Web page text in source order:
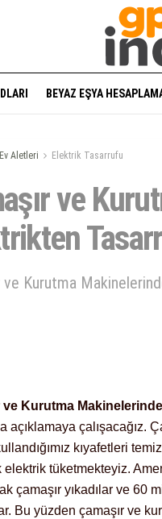
BEYAZ EŞYA
Ev Aletleri Elektrik Tasarrufu
ve
ve Kurutma
ve Kurutma
açıklamaya çalışacağız.
kıyafetleri
elektrik tüketmekteyiz.
çamaşır yıkadılar ve 60
Bu yüzden çamaşır ve